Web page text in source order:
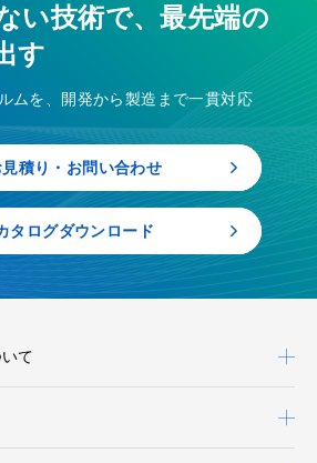
い技術で、最先端の
す
ムを、開発から製造まで一貫対応
見積り・お問い合わせ
タログダウンロード
て